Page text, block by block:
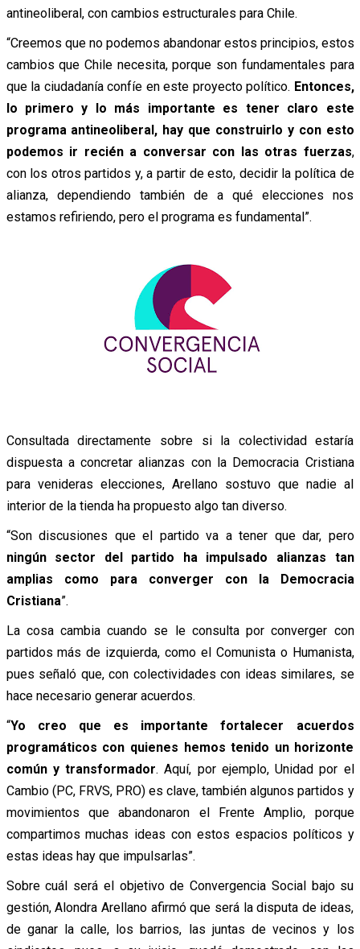
antineoliberal, con cambios estructurales para Chile.
“Creemos que no podemos abandonar estos principios, estos
cambios que Chile necesita, porque son fundamentales para
que la ciudadanía confíe en este proyecto político. Entonces,
lo primero y lo más importante es tener claro este
programa antineoliberal, hay que construirlo y con esto
podemos ir recién a conversar con las otras fuerzas,
con los otros partidos y, a partir de esto, decidir la política de
alianza, dependiendo también de a qué elecciones nos
estamos refiriendo, pero el programa es fundamental”.
Consultada directamente sobre si la colectividad estaría
dispuesta a concretar alianzas con la Democracia Cristiana
para venideras elecciones, Arellano sostuvo que nadie al
interior de la tienda ha propuesto algo tan diverso.
“Son discusiones que el partido va a tener que dar, pero
ningún sector del partido ha impulsado alianzas tan
amplias como para converger con la Democracia
Cristiana”.
La cosa cambia cuando se le consulta por converger con
partidos más de izquierda, como el Comunista o Humanista,
pues señaló que, con colectividades con ideas similares, se
hace necesario generar acuerdos.
“Yo creo que es importante fortalecer acuerdos
programáticos con quienes hemos tenido un horizonte
común y transformador. Aquí, por ejemplo, Unidad por el
Cambio (PC, FRVS, PRO) es clave, también algunos partidos y
movimientos que abandonaron el Frente Amplio, porque
compartimos muchas ideas con estos espacios políticos y
estas ideas hay que impulsarlas”.
Sobre cuál será el objetivo de Convergencia Social bajo su
gestión, Alondra Arellano afirmó que será la disputa de ideas,
de ganar la calle, los barrios, las juntas de vecinos y los